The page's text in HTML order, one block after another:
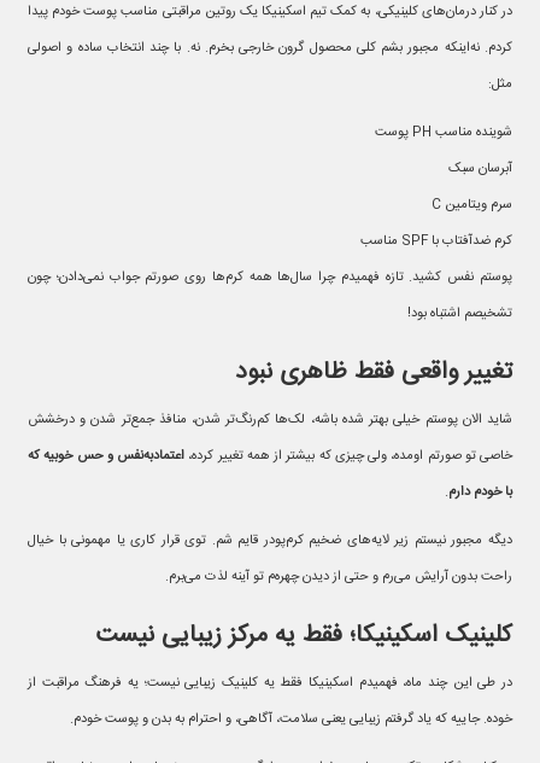
در کنار درمان‌های کلینیکی، به کمک تیم اسکینیکا یک روتین مراقبتی مناسب پوست خودم پیدا
کردم. نه‌اینکه مجبور بشم کلی محصول گرون خارجی بخرم. نه. با چند انتخاب ساده و اصولی
مثل:
شوینده مناسب PH پوست
آبرسان سبک
سرم ویتامین C
کرم ضدآفتاب با SPF مناسب
پوستم نفس کشید. تازه فهمیدم چرا سال‌ها همه کرم‌ها روی صورتم جواب نمی‌دادن؛ چون
تشخیصم اشتباه بود!
تغییر واقعی فقط ظاهری نبود
شاید الان پوستم خیلی بهتر شده باشه، لک‌ها کم‌رنگ‌تر شدن، منافذ جمع‌تر شدن و درخشش
خاصی تو صورتم اومده، ولی چیزی که بیشتر از همه تغییر کرده، اعتمادبه‌نفس و حس خوبیه که
با خودم دارم.
دیگه مجبور نیستم زیر لایه‌های ضخیم کرم‌پودر قایم شم. توی قرار کاری یا مهمونی با خیال
راحت بدون آرایش می‌رم و حتی از دیدن چهره‌م تو آینه لذت می‌برم.
کلینیک اسکینیکا؛ فقط یه مرکز زیبایی نیست
در طی این چند ماه، فهمیدم اسکینیکا فقط یه کلینیک زیبایی نیست؛ یه فرهنگ مراقبت از
خوده. جاییه که یاد گرفتم زیبایی یعنی سلامت، آگاهی، و احترام به بدن و پوست خودم.